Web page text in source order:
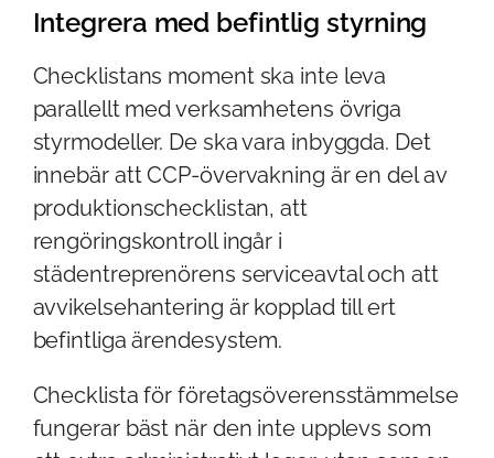
Integrera med befintlig styrning
Checklistans moment ska inte leva
parallellt med verksamhetens övriga
styrmodeller. De ska vara inbyggda. Det
innebär att CCP-övervakning är en del av
produktionschecklistan, att
rengöringskontroll ingår i
städentreprenörens serviceavtal och att
avvikelsehantering är kopplad till ert
befintliga ärendesystem.
Checklista för företagsöverensstämmelse
fungerar bäst när den inte upplevs som